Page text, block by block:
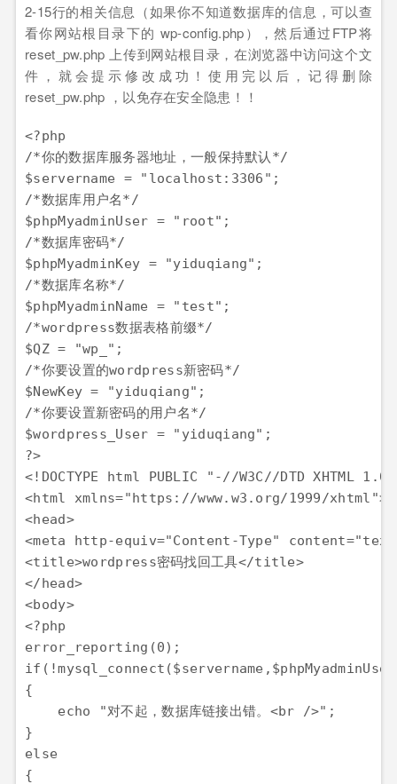
2-15行的相关信息（如果你不知道数据库的信息，可以查
看你网站根目录下的 wp-config.php），然后通过FTP将
reset_pw.php 上传到网站根目录，在浏览器中访问这个文
件，就会提示修改成功！使用完以后，记得删除
reset_pw.php ，以免存在安全隐患！！
<?php
/*你的数据库服务器地址，一般保持默认*/
$servername = "localhost:3306";
/*数据库用户名*/
$phpMyadminUser = "root";
/*数据库密码*/
$phpMyadminKey = "yiduqiang";
/*数据库名称*/
$phpMyadminName = "test";
/*wordpress数据表格前缀*/
$QZ = "wp_";
/*你要设置的wordpress新密码*/
$NewKey = "yiduqiang";
/*你要设置新密码的用户名*/
$wordpress_User = "yiduqiang";
?>
<!DOCTYPE html PUBLIC "-//W3C//DTD
<html xmlns="https://www.w3.org/1999/xhtml">
<head>
<meta http-equiv="Content-Type"
<title>wordpress密码找回工具</title>
</head>
<body>
<?php
error_reporting(0);
{
echo "对不起，数据库链接出错。<br />";
}
else
{